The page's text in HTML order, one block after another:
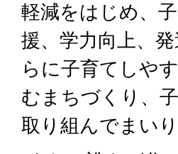
軽減をはじめ、
援、学力向上、
らに子育てしや
むまちづくり、
取り組んでまいり